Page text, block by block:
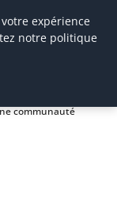
communauté
expérience
notre politique